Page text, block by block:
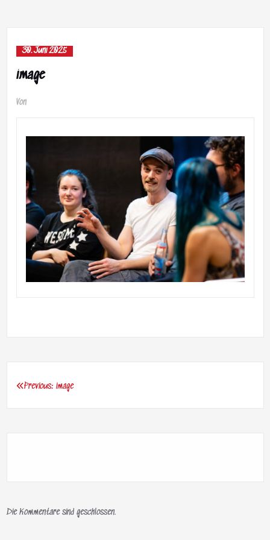
30. Juni 2025
image
Von
Beitragsnavigation
Previous: image
Die Kommentare sind geschlossen.